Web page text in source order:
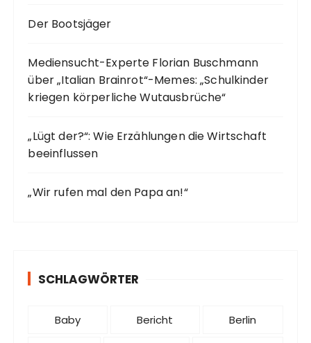
Der Bootsjäger
Mediensucht-Experte Florian Buschmann
über „Italian Brainrot“-Memes: „Schulkinder
kriegen körperliche Wutausbrüche“
„Lügt der?“: Wie Erzählungen die Wirtschaft
beeinflussen
„Wir rufen mal den Papa an!“
SCHLAGWÖRTER
Baby Bericht Berlin